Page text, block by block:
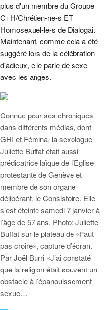
plus d'un membre du Groupe
C+H/Chrétien-ne-s ET
Homosexuel-le-s de Dialogai.
Maintenant, comme cela a été
suggéré lors de la célébration
d'adieux, elle parle de sexe
avec les anges.
Connue pour ses chroniques
dans différents médias, dont
GHI et Fémina, la sexologue
Juliette Buffat était aussi
prédicatrice laïque de l’Eglise
protestante de Genève et
membre de son organe
délibérant, le Consistoire. Elle
s’est éteinte samedi 7 janvier à
l’âge de 57 ans. Photo: Juliette
Buffat sur le plateau de «Faut
pas croire», capture d’écran.
Par Joël Burri «J’ai constaté
que la religion était souvent un
obstacle à l’épanouissement
sexue…